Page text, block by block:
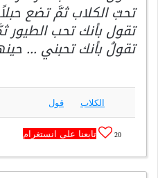
تحبّ الكلاب ثمَّ تضع
تقول بأنك تحب
تقولُ بأنك تحبني …
الكلاب قول
20 تابعنا على انستغرام